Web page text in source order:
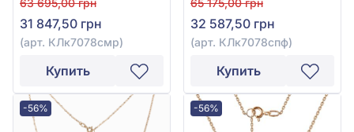
арт. КЛк7078смр
31 847,50 грн
(арт. КЛк7078смр)
Купить
сапфиром 1,9ct, арт.
КЛк7078спф
32 587,50 грн
(арт. КЛк7078спф)
Купить
-56% -56%